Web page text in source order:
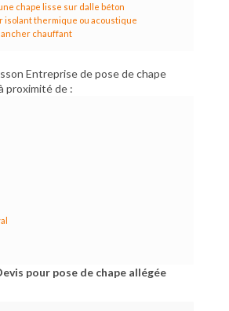
chape lisse sur dalle béton
isolant thermique ou acoustique
chauffant
Entreprise de pose de chape
proximité de :
pour pose de chape allégée